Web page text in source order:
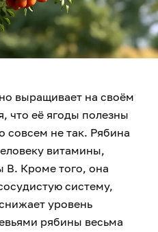
выращивает на своём
что её ягоды полезны
совсем не так. Рябина
витамины,
В. Кроме того, она
систему,
уровень
рябины весьма